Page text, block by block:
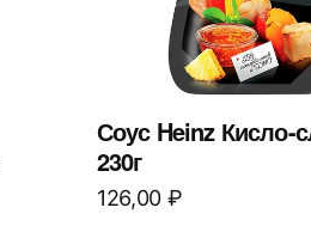
Соус Heinz Кисло-
230г
126,00 ₽